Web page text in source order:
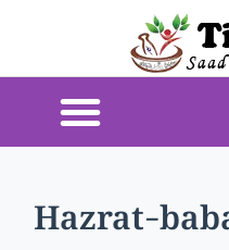
Hazrat-